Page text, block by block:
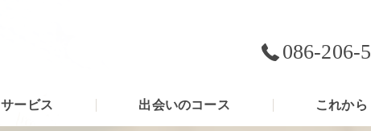
086-206-
サービス 出会いのコース これから